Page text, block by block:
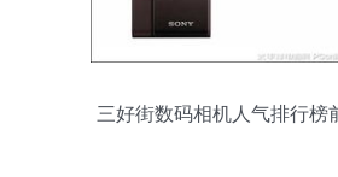
三好街数码相机人气排行榜